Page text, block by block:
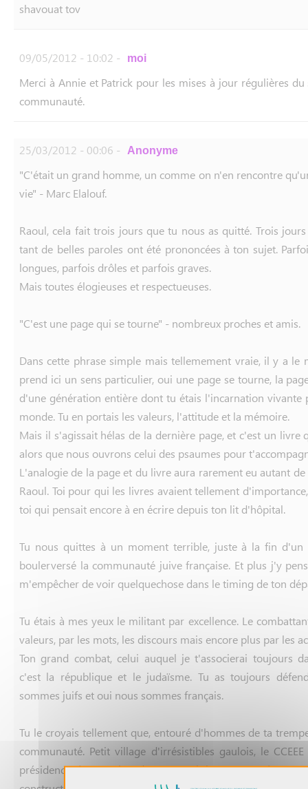
shavouat tov
09/05/2012 - 10:02 - moi
Merci à Annie et Patrick pour les mises à jour régulières
communauté.
25/03/2012 - 00:06 - Anonyme
"C'était un grand homme, un comme on n'en rencontre
vie" - Marc Elalouf.
Raoul, cela fait trois jours que tu nous as quitté. Trois
tant de belles paroles ont été prononcées à ton sujet.
longues, parfois drôles et parfois graves.
Mais toutes élogieuses et respectueuses.
"C'est une page qui se tourne" - nombreux proches et amis.
Dans cette phrase simple mais tellemement vraie, il y a le
prend ici un sens particulier, oui une page se tourne, la
d'une génération entière dont tu étais l'incarnation vivante
monde. Tu en portais les valeurs, l'attitude et la mémoire.
Mais il s'agissait hélas de la dernière page, et c'est un livre
alors que nous ouvrons celui des psaumes pour
L'analogie de la page et du livre aura rarement eu autant
Raoul. Toi pour qui les livres avaient tellement
toi qui pensait encore à en écrire depuis ton lit d'hôpital.
Tu nous quittes à un moment terrible, juste à la fin d'un
boulerversé la communauté juive française. Et plus j'y
m'empêcher de voir quelquechose dans le timing de ton
Tu étais à mes yeux le militant par excellence. Le
valeurs, par les mots, les discours mais encore plus par les
Ton grand combat, celui auquel je t'associerai toujours
c'est la république et le judaïsme. Tu as toujours
sommes juifs et oui nous sommes français.
Tu le croyais tellement que, entouré d'hommes de ta
communauté. Petit village d'irrésistibles gaulois, le
présidence à tous les dangers qui l'ont menacé. Tu